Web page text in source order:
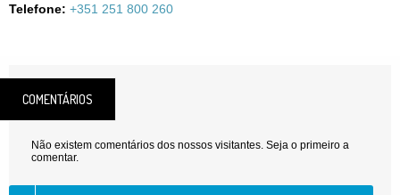
Telefone: +351 251 800 260
COMENTÁRIOS
Não existem comentários dos nossos visitantes. Seja o primeiro a
comentar.